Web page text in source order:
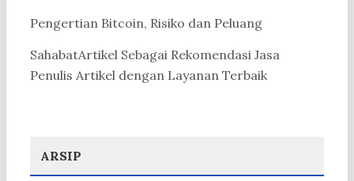
Pengertian Bitcoin, Risiko dan Peluang
SahabatArtikel Sebagai Rekomendasi Jasa
Penulis Artikel dengan Layanan Terbaik
ARSIP